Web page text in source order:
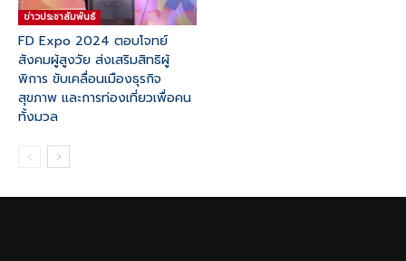
ข่าวประชาสัมพันธ์
FD Expo 2024 ตอบโจทย์
สังคมผู้สูงวัย ส่งเสริมสิทธิผู้
พิการ ขับเคลื่อนเมืองธุรกิจ
สุขภาพ และการท่องเที่ยวเพื่อคน
ทั้งมวล